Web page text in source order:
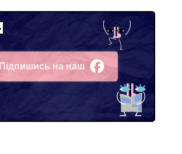
Підпишись на наш
Facebook